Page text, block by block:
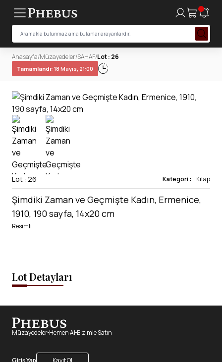
Anasayfa/Müzayedeler/SAHAF/Lot : 26
Tamamlandı: 18 Mayıs, 21:00
Lot : 26 Kategori : Kitap
Şimdiki Zaman ve Geçmişte Kadın, Ermenice,
1910, 190 sayfa, 14x20 cm
Resimli
Lot Detayları
Müzayedeler Hemen Al Bizimle Satın
Giriş Yap Kayıt Ol